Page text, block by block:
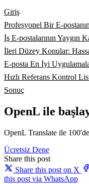
Giriş
Profesyonel Bir E-
İş E-postalarının Yaygın
İleri Düzey Konular:
E-posta En İyi
Hızlı Referans Kontrol
Sonuç
OpenL ile
OpenL Translate ile
Ücretsiz Dene
Share this post
Share this post on X
this post via WhatsApp